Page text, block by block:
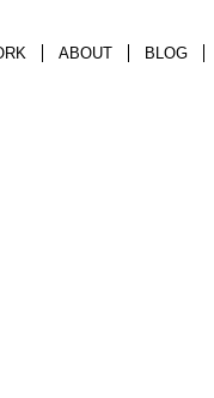
ABOUT BLOG